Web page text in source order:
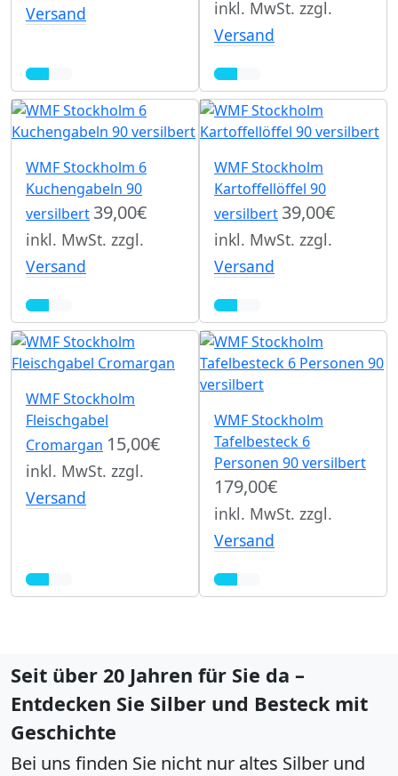
Versand
inkl. MwSt. zzgl.
Versand
WMF Stockholm 6
Kuchengabeln 90
versilbert 39,00€
inkl. MwSt. zzgl.
Versand
WMF Stockholm
Kartoffellöffel 90
versilbert 39,00€
inkl. MwSt. zzgl.
Versand
WMF Stockholm
Fleischgabel
Cromargan 15,00€
inkl. MwSt. zzgl.
Versand
WMF Stockholm
Tafelbesteck 6
Personen 90 versilbert
179,00€
inkl. MwSt. zzgl.
Versand
Seit über 20 Jahren für Sie da –
Entdecken Sie Silber und Besteck mit
Geschichte
Bei uns finden Sie nicht nur altes Silber und